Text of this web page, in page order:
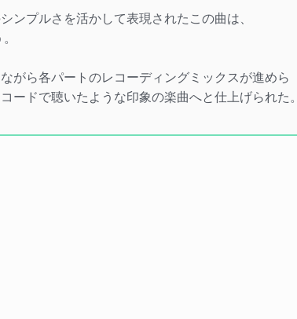
ンプルさを活かして表現されたこの曲は、
がら各パートのレコーディングミックスが進めら
ードで聴いたような印象の楽曲へと仕上げられた。